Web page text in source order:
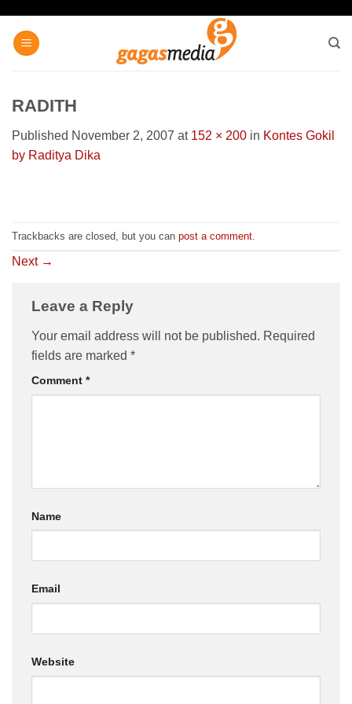
content
RADITH
Published November 2, 2007 at 152 × 200 in Kontes Gokil
by Raditya Dika
Trackbacks are closed, but you can post a comment
Next →
Leave a Reply
Your email address will not be published. Required
fields are marked *
Comment *
Name
Email
Website